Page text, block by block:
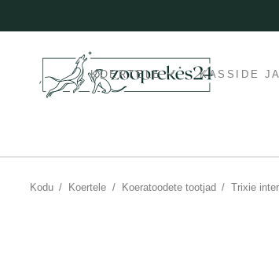
KOERTELE KASSIDE
Kodu / Koertele / Koeratoodete tootjad / Trixie